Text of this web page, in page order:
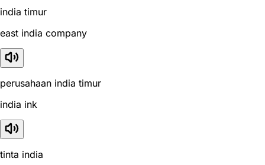
india timur
east india company
perusahaan india timur
india ink
tinta india